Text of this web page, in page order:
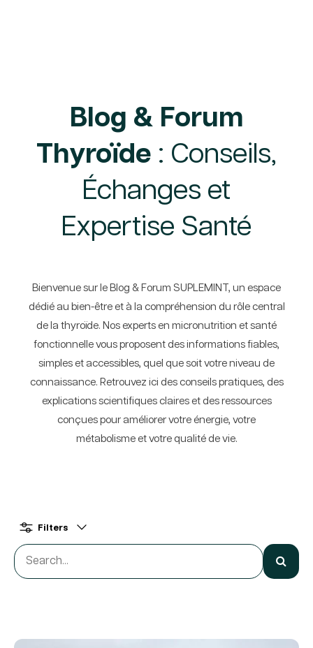
Blog & Forum
Thyroïde : Conseils,
Échanges et
Expertise Santé
Bienvenue sur le Blog & Forum SUPLEMINT, un espace
dédié au bien-être et à la compréhension du rôle central
de la thyroïde. Nos experts en micronutrition et santé
fonctionnelle vous proposent des informations fiables,
simples et accessibles, quel que soit votre niveau de
connaissance. Retrouvez ici des conseils pratiques, des
explications scientifiques claires et des ressources
conçues pour améliorer votre énergie, votre
métabolisme et votre qualité de vie.
Filters